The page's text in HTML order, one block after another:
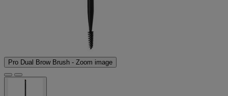
Pro Dual Brow Brush - Zoom image